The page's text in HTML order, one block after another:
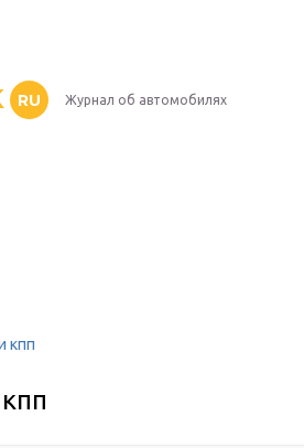
RU Журнал об автомобилях
кпп